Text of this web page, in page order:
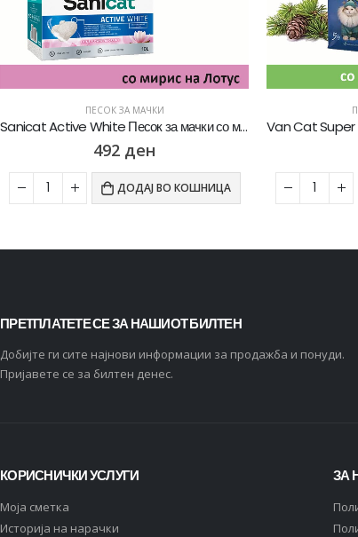
ПЕСОК ЗА МАЧКИ
Van Cat Super Premium Песок за мачки со мирис на Шумски бор [Вреќичка 11.8л]
664 ден
ДОДАЈ ВО КОШНИЦА
ПРЕТПЛАТЕТЕ СЕ ЗА НАШИОТ БИЛТЕН
Добијте ги сите најнови информации за продажба и понуди.
Пријавете се за билтен денес.
КОРИСНИЧКИ УСЛУГИ
Moja сметка
Историја на нарачки
ЗА